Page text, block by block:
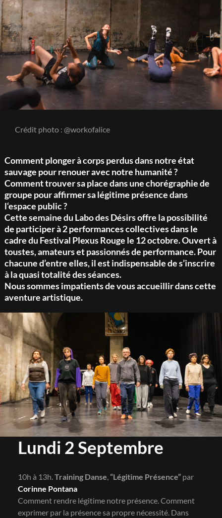
Crédit photo : @workofalice
Comment plonger à corps perdus dans notre état
sauvage pour renouer avec notre humanité ?
Comment trouver sa place dans une chorégraphie de
groupe pour affirmer sa légitime présence dans
l‘espace public ?
Cette semaine du Labo des Désirs offre la possibilité
de participer à 2 performances collectives dans le
cadre du Festival Plexus Rouge le 12 octobre. Ouvert à
toustes, amateurs et passionnés de performance. Pour
chacune d’entre elles, il est indispensable de s’inscrire
à la quasi totalité des séances.
Nous sommes impatients de vous accueillir dans cette
aventure artistique.
Lundi 2 Septembre
10h à 13h.Training Danse,“Légitime Présence”par
Corinne Pontana
Comment rendre légitime notre présence. Comment
exprimer par la présence sa propre nécessité. Dans